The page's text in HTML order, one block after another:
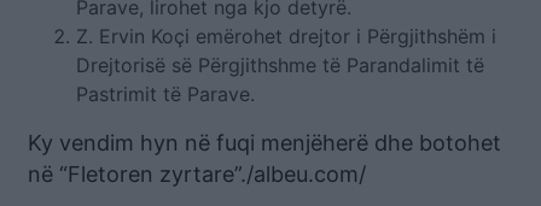
Parave, lirohet nga kjo detyrë.
Z. Ervin Koçi emërohet drejtor i Përgjithshëm i
Drejtorisë së Përgjithshme të Parandalimit të
Pastrimit të Parave.
Ky vendim hyn në fuqi menjëherë dhe botohet
në “Fletoren zyrtare”./albeu.com/